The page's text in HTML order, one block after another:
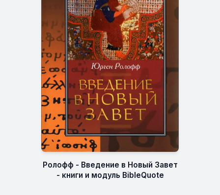
Ролофф - Введение в Новый Завет
- книги и модуль BibleQuote